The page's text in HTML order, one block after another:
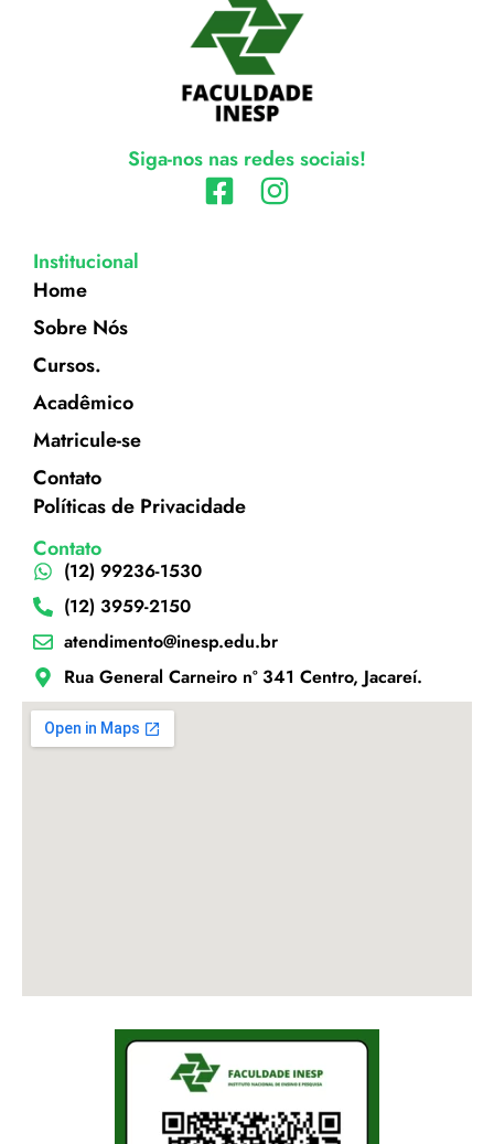
Siga-nos nas redes sociais!
Institucional
Home
Sobre Nós
Cursos.
Acadêmico
Matricule-se
Contato
Políticas de Privacidade
Contato
(12) 99236-1530
(12) 3959-2150
atendimento@inesp.edu.br
Rua General Carneiro nº 341 Centro, Jacareí.